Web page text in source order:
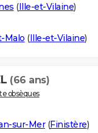
(Ille-et-Vilaine)
Malo (Ille-et-Vilaine)
(66 ans)
obsèques
sur-Mer(Finistère)